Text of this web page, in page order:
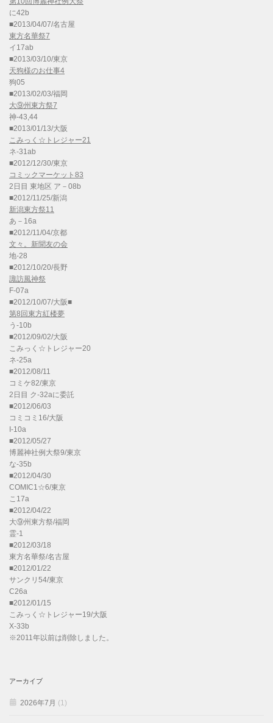
に42b
■2013/04/07/名古屋
東方名華祭7
イ17ab
■2013/03/10/東京
天狗様のお仕事4
狗05
■2013/02/03/福岡
大⑨州東方祭7
神-43,44
■2013/01/13/大阪
こみっく☆トレジャー21
ネ-31ab
■2012/12/30/東京
コミックマーケット83
2日目 東地区 ア－08b
■2012/11/25/新潟
新潟東方祭11
あ－16a
■2012/11/04/京都
文々。新聞友の会
地-28
■2012/10/20/長野
諏訪風神祭
F-07a
■2012/10/07/大阪■
第8回東方紅楼夢
う-10b
■2012/09/02/大阪
こみっく☆トレジャー20
ネ-25a
■2012/08/11
コミケ82/東京
2日目 ク-32aに委託
■2012/06/03
コミコミ16/大阪
I-10a
■2012/05/27
博麗神社例大祭9/東京
な-35b
■2012/04/30
COMIC1☆6/東京
こ17a
■2012/04/22
大⑨州東方祭/福岡
霊-1
■2012/03/18
東方名華祭/名古屋
■2012/01/22
サンクリ54/東京
C26a
■2012/01/15
こみっく☆トレジャー19/大阪
X-33b
※2011年以前は削除しました。
アーカイブ
2026年7月 (1)